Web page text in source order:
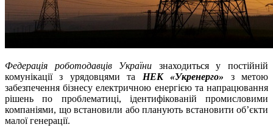
Федерація роботодавців України знаходиться у постійній
комунікації з урядовцями та НЕК «Укренерго» з метою
забезпечення бізнесу електричною енергією та напрацювання
рішень по проблематиці, ідентифікованій промисловими
компаніями, що встановили або планують встановити об’єкти
малої генерації.